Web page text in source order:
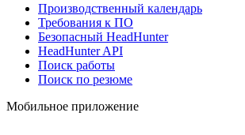
Производственный календарь
Требования к ПО
Безопасный HeadHunter
HeadHunter API
Поиск работы
Поиск по резюме
Мобильное приложение